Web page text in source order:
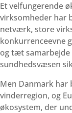
Et velfungerende
virksomheder har
netværk, store
konkurrenceevne
og tæt
sundhedsvæsen
Men Danmark har
vinderregion, og
økosystem, der